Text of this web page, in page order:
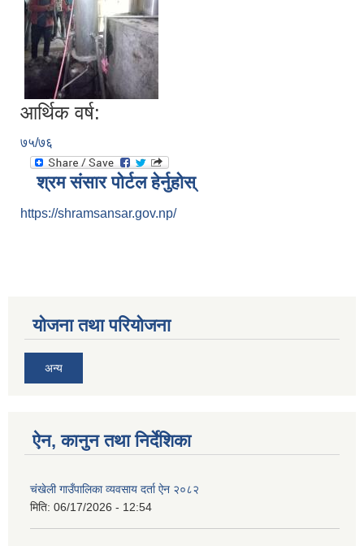
आर्थिक वर्ष:
७५/७६
श्रम संसार पोर्टल हेर्नुहोस्
https://shramsansar.gov.np/
योजना तथा परियोजना
अन्य
ऐन, कानुन तथा निर्देशिका
चंखेली गाउँपालिका व्यवसाय दर्ता ऐन २०८२
मिति: 06/17/2026 - 12:54